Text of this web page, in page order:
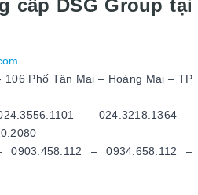
cấp DSG Group tại
Phố Tân Mai – Hoàng Mai – TP
– 024.3218.1364 –
0903.458.112 – 0934.658.112 –